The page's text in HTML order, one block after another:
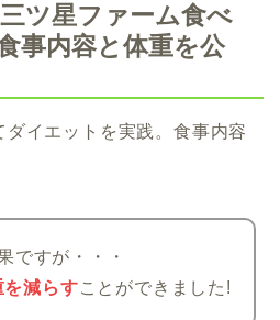
ツ星ファーム食べ
事内容と体重を公
イエットを実践。食事内容
ですが・・・
減らすことができました!